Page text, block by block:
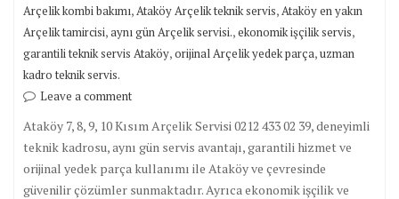
Arçelik kombi bakımı,Ataköy Arçelik teknik servis,Ataköy en yakın
Arçelik tamircisi,aynı gün Arçelik servisi.,ekonomik işçilik servis,
garantili teknik servis Ataköy,orijinal Arçelik yedek parça,uzman
kadro teknik servis.
Leave a comment
Ataköy 7, 8, 9, 10 Kısım Arçelik Servisi 0212 433 02 39, deneyimli
teknik kadrosu, aynı gün servis avantajı, garantili hizmet ve
orijinal yedek parça kullanımı ile Ataköy ve çevresinde
güvenilir çözümler sunmaktadır. Ayrıca ekonomik işçilik ve